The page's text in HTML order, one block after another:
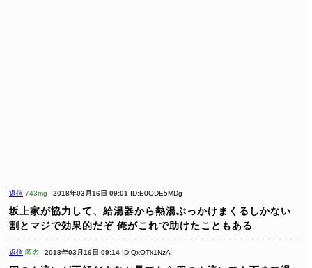
返信 743mg 2018年03月16日 09:01 ID:E0ODE5MDg
坂上家が協力して、給湯器から熱湯ぶっかけまくるしかない
割とマジで効果的だぞ 俺がこれで助けたこともある
返信 匿名 2018年03月16日 09:14 ID:QxOTk1NzA